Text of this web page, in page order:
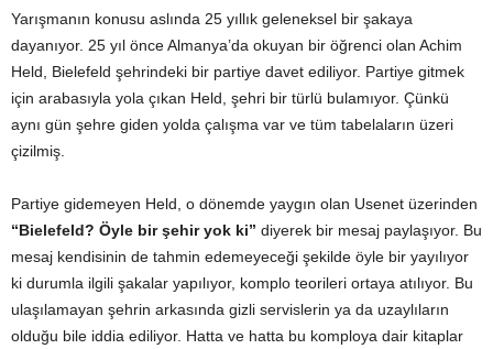
Yarışmanın konusu aslında 25 yıllık geleneksel bir şakaya
dayanıyor. 25 yıl önce Almanya’da okuyan bir öğrenci olan Achim
Held, Bielefeld şehrindeki bir partiye davet ediliyor. Partiye gitmek
için arabasıyla yola çıkan Held, şehri bir türlü bulamıyor. Çünkü
aynı gün şehre giden yolda çalışma var ve tüm tabelaların üzeri
çizilmiş.
Partiye gidemeyen Held, o dönemde yaygın olan Usenet üzerinden
“Bielefeld? Öyle bir şehir yok ki” diyerek bir mesaj paylaşıyor. Bu
mesaj kendisinin de tahmin edemeyeceği şekilde öyle bir yayılıyor
ki durumla ilgili şakalar yapılıyor, komplo teorileri ortaya atılıyor. Bu
ulaşılamayan şehrin arkasında gizli servislerin ya da uzaylıların
olduğu bile iddia ediliyor. Hatta ve hatta bu komploya dair kitaplar